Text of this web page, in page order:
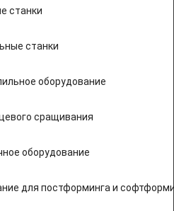
станки
станки
оборудование
сращивания
оборудование
для постформинга и